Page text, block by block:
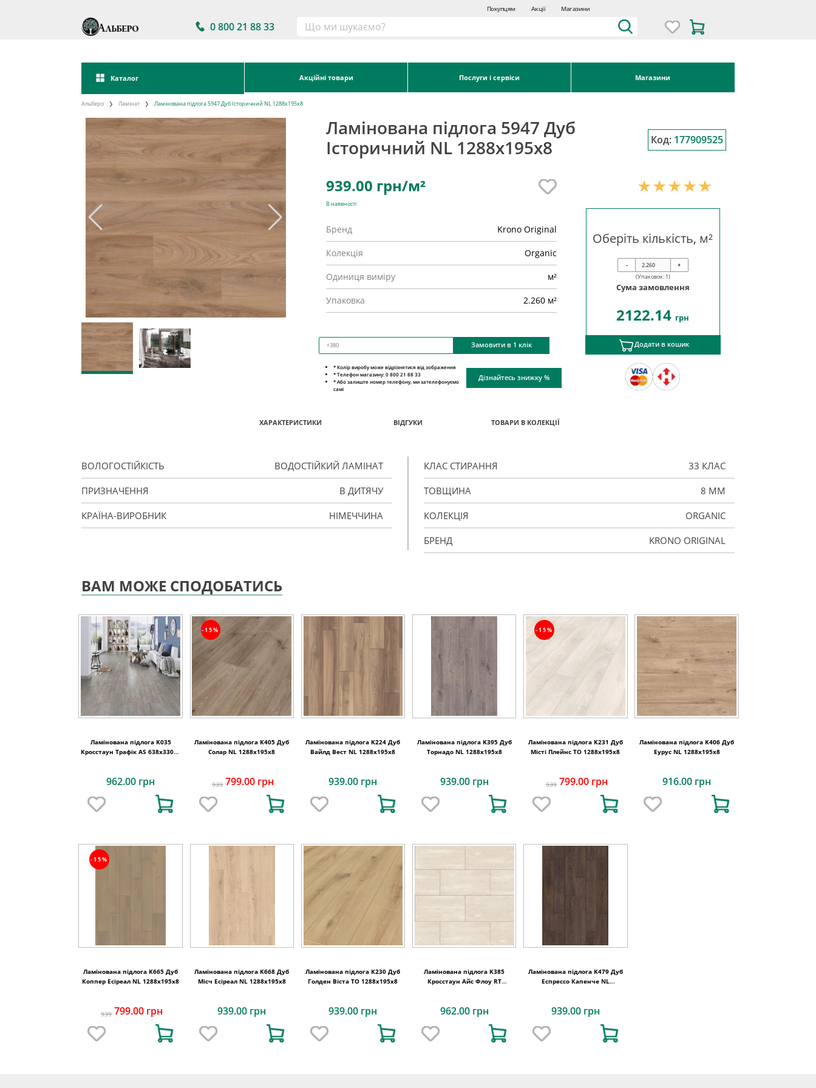
Покупцям Акції Магазини
0 800 21 88 33
Каталог Акційні товари Послуги і сервіси Магазини
Альберо Ламінат Ламінована підлога 5947 Дуб Історичний NL 1288x195x8
Ламінована підлога 5947 Дуб
Історичний NL 1288x195x8
Код: 177909525
939.00 грн/м²
В наявності
Бренд Krono Original
Колекція Organic
Одиниця виміру м²
Упаковка 2.260 м²
Замовити в 1 клік
Оберіть кількість, м²
-
+
(Упаковок: 1)
Сума замовлення
2122.14 грн
Додати в кошик
* Колір виробу може відрізнятися від зображення
* Телефон магазину: 0 800 21 88 33
* Або залиште номер телефону, ми зателефонуємо
самі
Дізнайтесь знижку %
ХАРАКТЕРИСТИКИ ВІДГУКИ ТОВАРИ В КОЛЕКЦІЇ
ВОЛОГОСТІЙКІСТЬ ВОДОСТІЙКИЙ ЛАМІНАТ
ПРИЗНАЧЕННЯ В ДИТЯЧУ
КРАЇНА-ВИРОБНИК НІМЕЧЧИНА
КЛАС СТИРАННЯ 33 КЛАС
ТОВЩИНА 8 ММ
КОЛЕКЦІЯ ORGANIC
БРЕНД KRONO ORIGINAL
ВАМ МОЖЕ СПОДОБАТИСЬ
Ламінована підлога K035
Кросстаун Трафік AS 638x330x8
962.00 грн
-15%
Ламінована підлога K405 Дуб
Солар NL 1288x195x8
939 799.00 грн
Ламінована підлога K224 Дуб
Вайлд Вест NL 1288x195x8
939.00 грн
Ламінована підлога K395 Дуб
Торнадо NL 1288x195x8
939.00 грн
-15%
Ламінована підлога K231 Дуб
Місті Плейнс TO 1288x195x8
939 799.00 грн
Ламінована підлога K406 Дуб
Еурус NL 1288x195x8
916.00 грн
-15%
Ламінована підлога K665 Дуб
Коппер Есіреал NL 1288x195x8
939 799.00 грн
Ламінована підлога K668 Дуб
Місч Есіреал NL 1288x195x8
939.00 грн
Ламінована підлога K230 Дуб
Голден Віста TO 1288x195x8
939.00 грн
Ламінована підлога K385
Кросстаун Aйс Флоу RT
962.00 грн
Ламінована підлога K479 Дуб
Еспрессо Капенче NL
939.00 грн